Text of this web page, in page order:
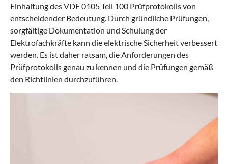
Einhaltung des VDE 0105 Teil 100 Prüfprotokolls von
entscheidender Bedeutung. Durch gründliche Prüfungen,
sorgfältige Dokumentation und Schulung der
Elektrofachkräfte kann die elektrische Sicherheit verbessert
werden. Es ist daher ratsam, die Anforderungen des
Prüfprotokolls genau zu kennen und die Prüfungen gemäß
den Richtlinien durchzuführen.